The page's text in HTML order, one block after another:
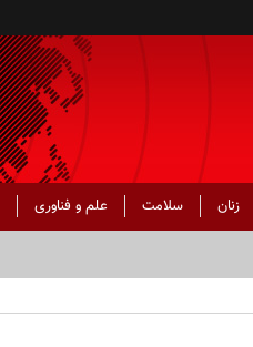
زنان سلامت علم و فناوری